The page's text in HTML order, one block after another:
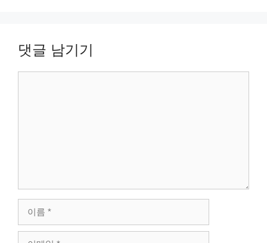
댓글 남기기